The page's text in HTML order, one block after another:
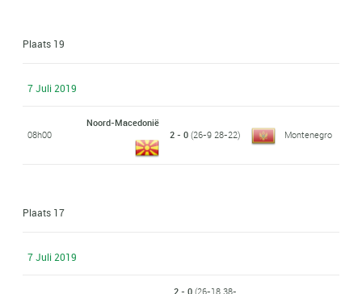
Plaats 19
7 Juli 2019
08h00
Noord-Macedonië
2 - 0(26-9 28-22) Montenegro
Plaats 17
7 Juli 2019
2 - 0(26-18 38-